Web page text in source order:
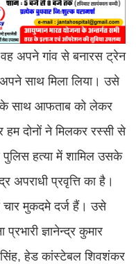
अपने गांव से बनारस ट्रेन
साथ मिला लिया। उसे
के साथ आफताब को लेकर
हम दोनों ने मिलकर रस्सी से
हत्या में शामिल उसके
अपराधी प्रवृत्ति का है।
मुकदमे दर्ज हैं। उसे
ज्ञानेन्द्र कुमार
सिंह, हेड कांस्टेबल शिवशंकर